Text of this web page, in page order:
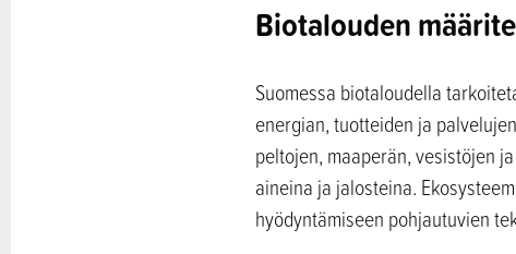
Biotalouden
Suomessa biotaloudella
energian, tuotteiden ja
peltojen, maaperän, vesistöjen
aineina ja jalosteina.
hyödyntämiseen pohjautuvien